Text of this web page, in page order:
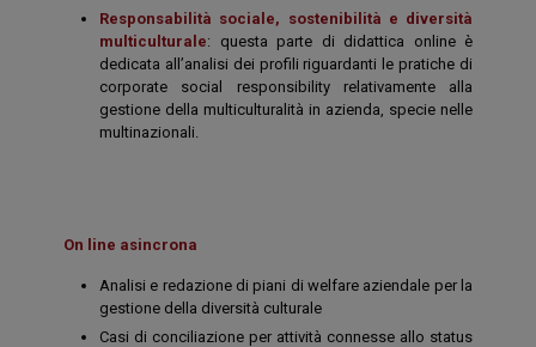
Responsabilità sociale, sostenibilità e diversità
multiculturale: questa parte di didattica online è
dedicata all’analisi dei profili riguardanti le pratiche di
corporate social responsibility relativamente alla
gestione della multiculturalità in azienda, specie nelle
multinazionali.
On line asincrona
Analisi e redazione di piani di welfare aziendale per la
gestione della diversità culturale
Casi di conciliazione per attività connesse allo status